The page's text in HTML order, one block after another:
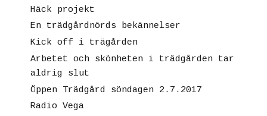
Häck projekt
En trädgårdnörds bekännelser
Kick off i trägården
Arbetet och skönheten i trädgården tar
aldrig slut
Öppen Trädgård söndagen 2.7.2017
Radio Vega